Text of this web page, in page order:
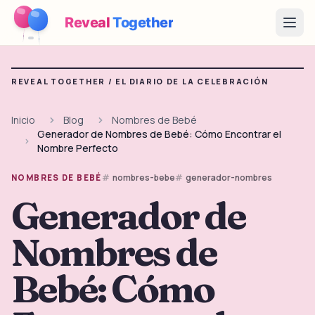
RevealTogether
Cómo Funciona
Juegos
Blog
Precios
Planear la fiesta
Juegos, imprimibles e ideas prácticas gratis
Kit imprimible gratis
REVEAL TOGETHER / EL DIARIO DE LA CELEBRACIÓN
Inicio Blog
Nombres de Bebé
Generador de Nombres de Bebé: Cómo Encontrar el
Nombre Perfecto
NOMBRES DE BEBÉ nombres-bebe generador-nombres
Generador de
Nombres de
Bebé: Cómo